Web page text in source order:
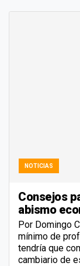
NOTICIAS
Consejos
abismo
Por Domingo
mínimo de
tendría que
cambiario de